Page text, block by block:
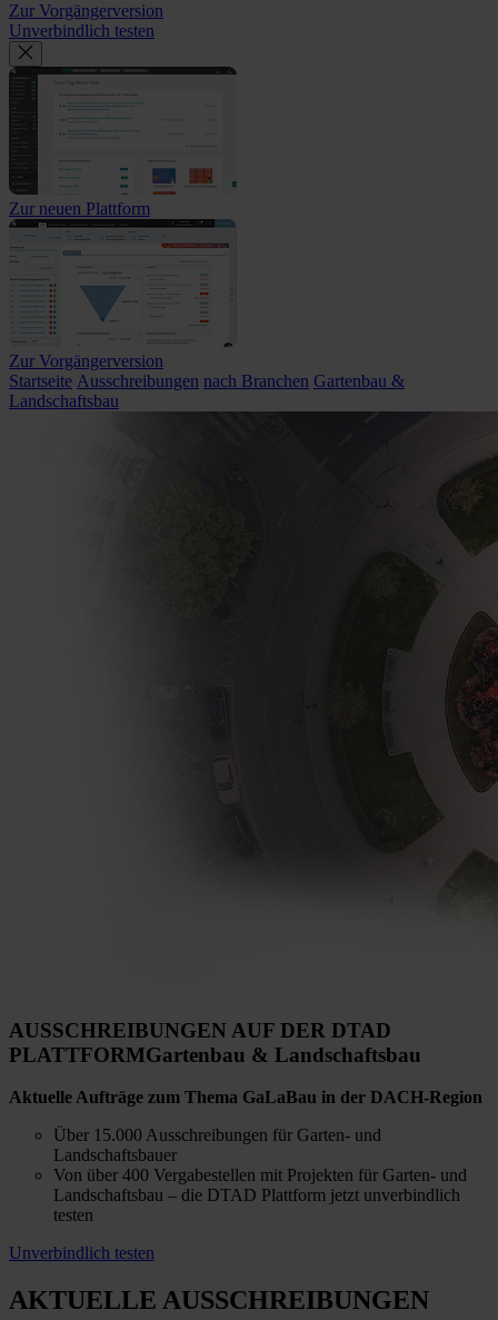
Zur Vorgängerversion
Unverbindlich testen
Zur neuen Plattform
Zur Vorgängerversion
Startseite Ausschreibungen nach Branchen Gartenbau &
Landschaftsbau
AUSSCHREIBUNGEN AUF DER DTAD
PLATTFORMGartenbau & Landschaftsbau
Aktuelle Aufträge zum Thema GaLaBau in der DACH-Region
Über 15.000 Ausschreibungen für Garten- und
Landschaftsbauer
Von über 400 Vergabestellen mit Projekten für Garten- und
Landschaftsbau – die DTAD Plattform jetzt unverbindlich
testen
Unverbindlich testen
AKTUELLE AUSSCHREIBUNGEN